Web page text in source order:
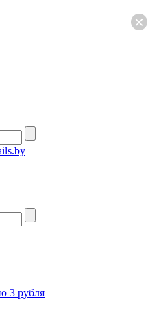
3 рубля
×